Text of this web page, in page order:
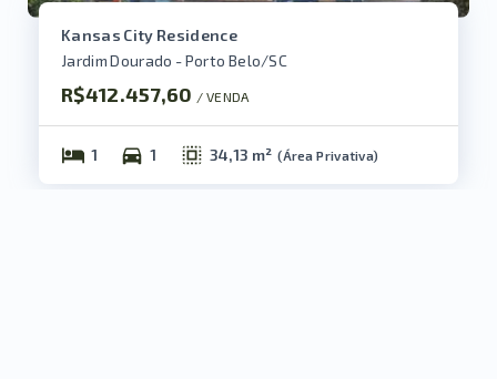
Kansas City Residence
Jardim Dourado - Porto Belo/SC
R$412.457,60 / VENDA
1 1 34,13 m² (Área Privativa)